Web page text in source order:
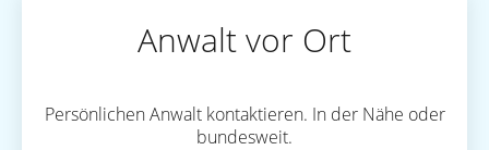
Anwalt vor Ort
Persönlichen Anwalt kontaktieren. In der Nähe oder
bundesweit.